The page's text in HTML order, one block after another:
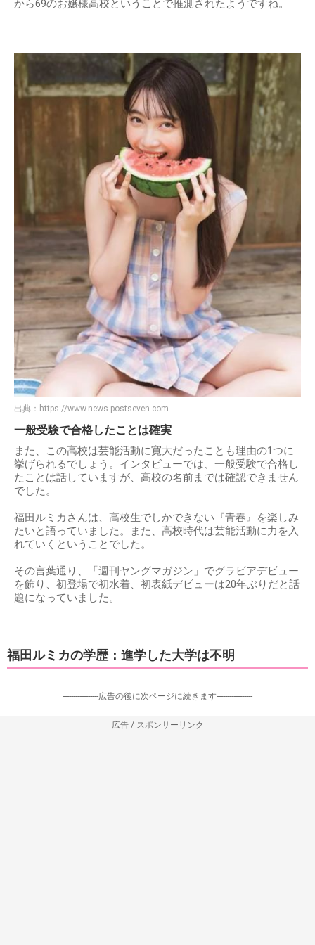
から69のお嬢様高校ということで推測されたようですね。
出典： https://www.news-postseven.com
一般受験で合格したことは確実
また、この高校は芸能活動に寛大だったことも理由の1つに
挙げられるでしょう。インタビューでは、一般受験で合格し
たことは話していますが、高校の名前までは確認できません
でした。
福田ルミカさんは、高校生でしかできない『青春』を楽しみ
たいと語っていました。また、高校時代は芸能活動に力を入
れていくということでした。
その言葉通り、「週刊ヤングマガジン」でグラビアデビュー
を飾り、初登場で初水着、初表紙デビューは20年ぶりだと話
題になっていました。
福田ルミカの学歴：進学した大学は不明
-----------------広告の後に次ページに続きます-----------------
広告 / スポンサーリンク